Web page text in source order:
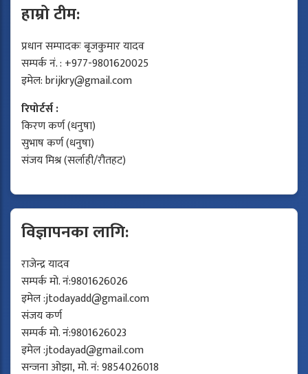
हाम्रो टीम:
प्रधान सम्पादकः बृजकुमार यादव
सम्पर्क नं. : +977-9801620025
इमेल:brijkry@gmail.com
रिपोर्टर्स :
किरण कर्ण (धनुषा)
सुभाष कर्ण (धनुषा)
संजय मिश्र (सर्लाही/रौतहट)
विज्ञापनका लागि:
राजेन्द्र यादव
सम्पर्क मो. नं:9801626026
इमेल :jtodayadd@gmail.com
संजय कर्ण
सम्पर्क मो. नं:9801626023
इमेल :jtodayad@gmail.com
सन्जना ओझा, मो. नं: 9854026018